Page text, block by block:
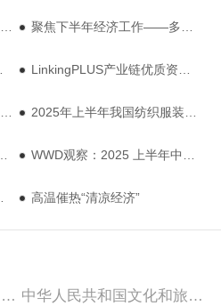
聚焦下半年经济工作——多部门密集部署，传递哪些信号？
LinkingPLUS产业链优质资源对接活动（运动与男装）在福建举办
2025年上半年我国纺织服装行业经济运行基本平稳
WWD观察：2025 上半年中国零售业复盘
高温催热“清凉经济”
中华人民共和国中央人民政府
中华人民共和国文化和旅游部